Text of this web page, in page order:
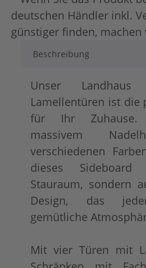
lackiert
+ 204,00 €
tief gebürstet
+ 391,00 €
deutschen Händler inkl.
günstiger finden,
Beschreibung
Unser
Lamellentüren ist die
für Ihr Zuhause.
massivem
verschiedenen
dieses
Stauraum, sondern
Design, das
gemütliche
Mit vier Türen mit